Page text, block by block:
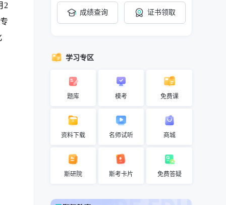
2
成绩查询 证书领取
学习专区
题库 模考 免费课
资料下载 名师试听 商城
斯研院 斯考卡片 免费答疑